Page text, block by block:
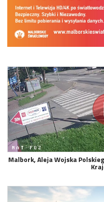
Malbork, Aleja Wojska